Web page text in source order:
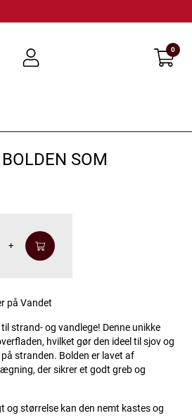
0
SOM
+
på Vandet
strand- og vandlege! Denne unikke
hvilket gør den ideel til sjov og
stranden. Bolden er lavet af
der sikrer et godt greb og
og størrelse kan den nemt kastes og